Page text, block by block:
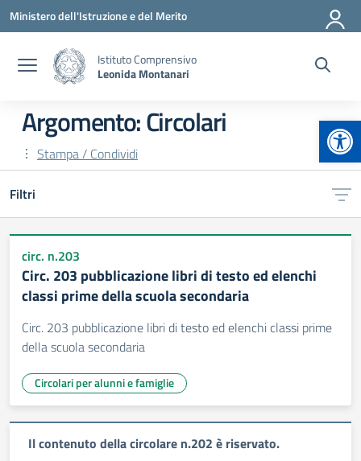
Vai ai contenuti
Vai al menu di navigazione
Vai al footer
Ministero dell'Istruzione e del Merito
Istituto Comprensivo
Leonida Montanari
Argomento: Circolari
Stampa / Condividi
Filtri
circ. n.203
Circ. 203 pubblicazione libri di testo ed elenchi
classi prime della scuola secondaria
Circ. 203 pubblicazione libri di testo ed elenchi classi prime
della scuola secondaria
Circolari per alunni e famiglie
Il contenuto della circolare n.202 è riservato.